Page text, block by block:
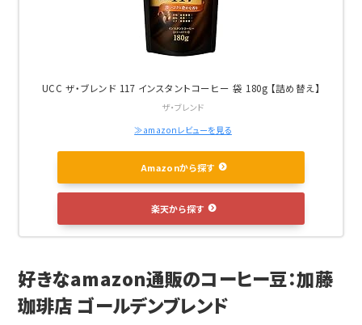
UCC ザ・ブレンド 117 インスタントコーヒー 袋 180g 【詰め替え】
ザ・ブレンド
≫amazonレビューを見る
Amazonから探す
楽天から探す
好きなamazon通販のコーヒー豆：加藤
珈琲店 ゴールデンブレンド